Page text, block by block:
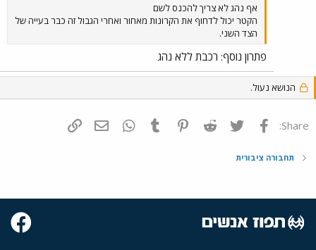
אף נהג לא צריך להכנס לשם
הקטר יכול לדחוף את הקרונות מאחור ואחרי הגבול זה כבר בעייה של
הצד השני.
פתרון נוסף: רכבת ללא נהג
הנושא נעול.
Share: פייסבוק Twitter
Reddit
Pinterest
Tumblr
WhatsAppדואר אלקטרוני
תחבורה ציבורית